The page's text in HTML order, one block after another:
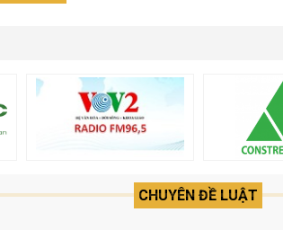
CHUYÊN ĐỀ LUẬT